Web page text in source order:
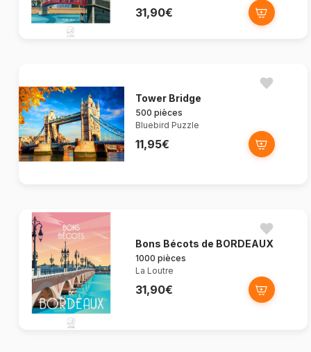
31,90€
Tower Bridge
500 pièces
Bluebird Puzzle
11,95€
Bons Bécots de BORDEAUX
1000 pièces
La Loutre
31,90€